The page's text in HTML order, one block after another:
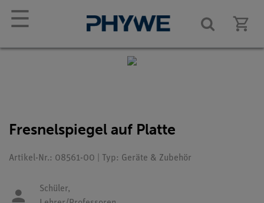
☰
Fresnelspiegel auf Platte
Artikel-Nr.: 08561-00 | Typ: Geräte & Zubehör
Schüler,